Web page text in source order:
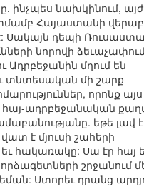
նախկինում, այժմ
Հայաստանի
Սակայն դեպի
նորովի
Ադրբեջանին մղում են
տնտեսական մի շարք
որոնք այս
հայ-ադրբեջանական
եթե լավ է
է մյուսի շահերի
հակառակը: Սա էր հայ
շրջանում
Ստորեւ դրանց